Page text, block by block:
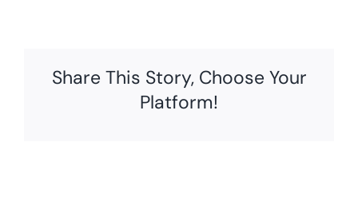
Share This Story, Choose Your
Platform!